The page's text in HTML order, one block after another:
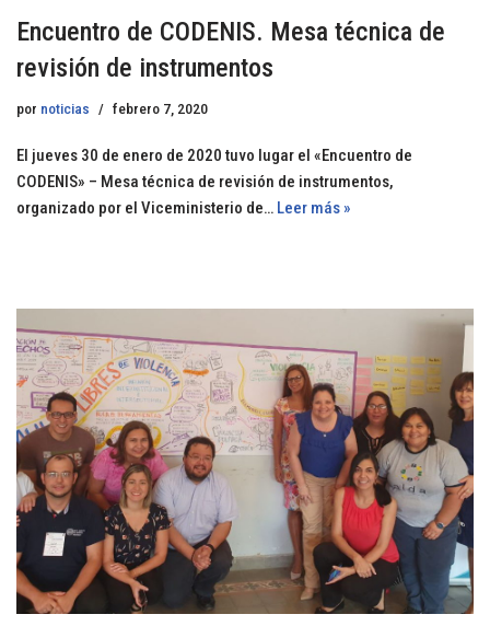
Encuentro de CODENIS. Mesa técnica de
revisión de instrumentos
por noticias febrero 7, 2020
El jueves 30 de enero de 2020 tuvo lugar el «Encuentro de
CODENIS» – Mesa técnica de revisión de instrumentos,
organizado por el Viceministerio de… Leer más »